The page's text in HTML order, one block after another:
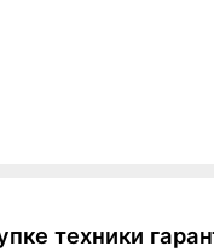
техники